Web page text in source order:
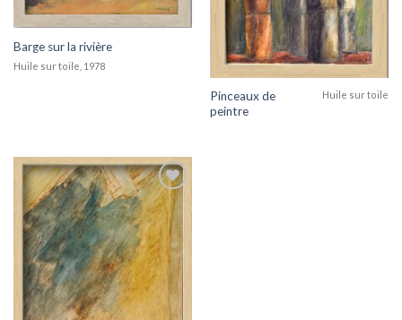
Barge sur la rivière
Huile sur toile, 1978
Pinceaux de
peintre
Huile sur toile
Add to
wishlist